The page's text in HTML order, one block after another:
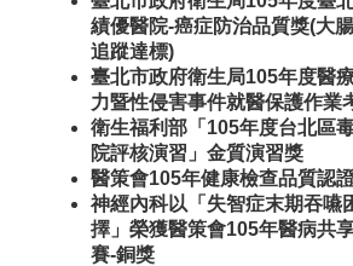
績優醫院-癌症防治品質獎(大
追蹤達標)
臺北市政府衛生局105年度醫
力暨性侵害事件就醫保護作業
衛生福利部「105年度台北區
院評核演習」金質演習獎
醫策會105年健康檢查品質認
神經內科以「失智症末期吞嚥
擇」榮獲醫策會105年醫病共
賽-銅獎